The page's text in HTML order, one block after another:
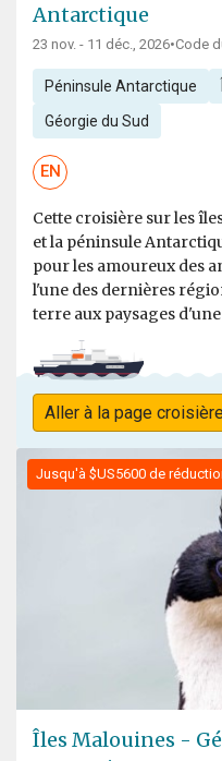
Antarctique
23 nov. - 11 déc., 2026•Code
Péninsule Antarctique
Géorgie du Sud
EN
Cette croisière sur les
et la péninsule
pour les amoureux des
l'une des dernières
terre aux paysages d'une
Aller à la page
Jusqu'à $US5600 de
Îles Malouines -